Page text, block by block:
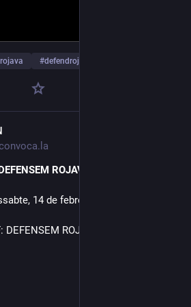
#defendrojava
ROJAVA
14 de febrer, a les 17:30 CET
ROJAVA!🔴